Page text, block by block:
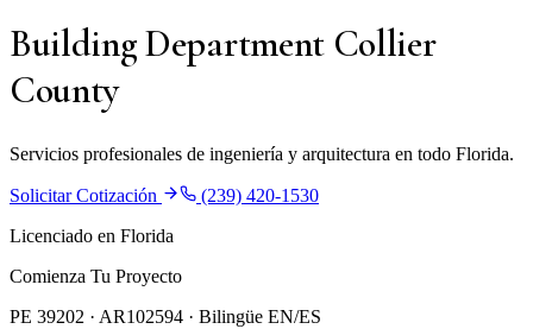
Building Department Collier
County
Servicios profesionales de ingeniería y arquitectura en todo Florida.
Solicitar Cotización
(239) 420-1530
Licenciado en Florida
Comienza Tu Proyecto
PE 39202 · AR102594 · Bilingüe EN/ES